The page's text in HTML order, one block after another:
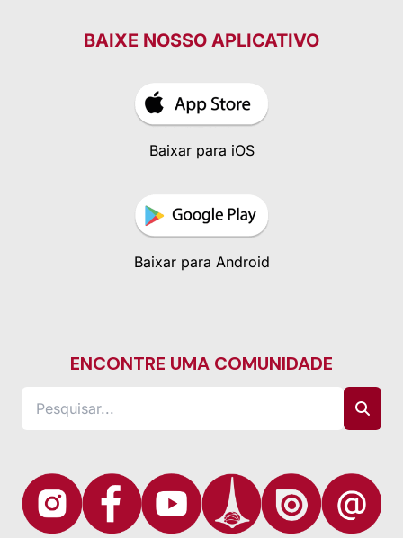
BAIXE NOSSO APLICATIVO
Baixar para iOS
Baixar para Android
ENCONTRE UMA COMUNIDADE